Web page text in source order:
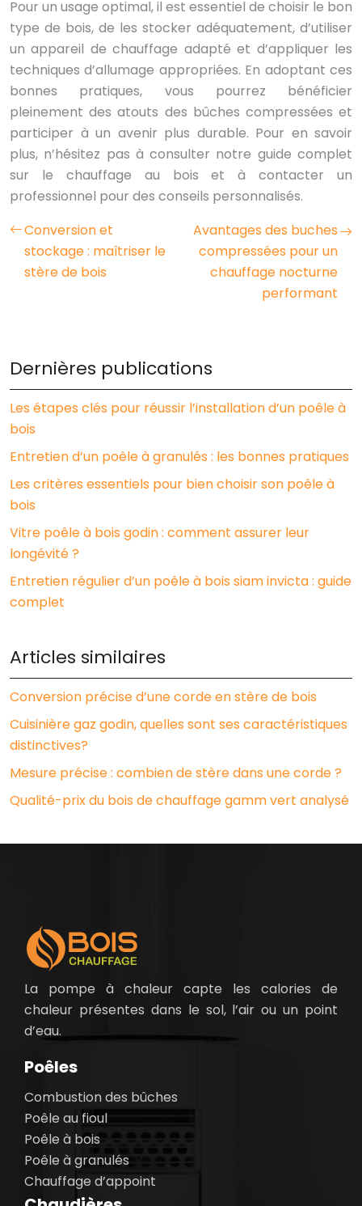
Pour un usage optimal, il est essentiel de choisir le bon
type de bois, de les stocker adéquatement, d’utiliser
un appareil de chauffage adapté et d’appliquer les
techniques d’allumage appropriées. En adoptant ces
bonnes pratiques, vous pourrez bénéficier
pleinement des atouts des bûches compressées et
participer à un avenir plus durable. Pour en savoir
plus, n’hésitez pas à consulter notre guide complet
sur le chauffage au bois et à contacter un
professionnel pour des conseils personnalisés.
Conversion et
stockage : maîtriser le
stère de bois
Avantages des buches
compressées pour un
chauffage nocturne
performant
Dernières publications
Les étapes clés pour réussir l’installation d’un poêle à
bois
Entretien d’un poêle à granulés : les bonnes pratiques
Les critères essentiels pour bien choisir son poêle à
bois
Vitre poêle à bois godin : comment assurer leur
longévité ?
Entretien régulier d’un poêle à bois siam invicta : guide
complet
Articles similaires
Conversion précise d’une corde en stère de bois
Cuisinière gaz godin, quelles sont ses caractéristiques
distinctives?
Mesure précise : combien de stère dans une corde ?
Qualité-prix du bois de chauffage gamm vert analysé
La pompe à chaleur capte les calories de
chaleur présentes dans le sol, l’air ou un point
d’eau.
Poêles
Combustion des bûches
Poêle au fioul
Poêle à bois
Poêle à granulés
Chauffage d’appoint